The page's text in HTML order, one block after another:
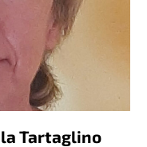
Tartaglino